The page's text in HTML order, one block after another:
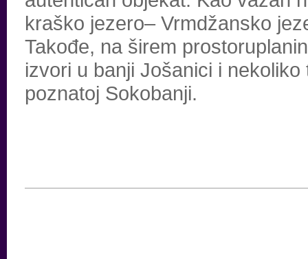
kraško jezero– Vrmdžansko
Takođe, na širem
izvori u banji Jošanici i
poznatoj Sokobanji.